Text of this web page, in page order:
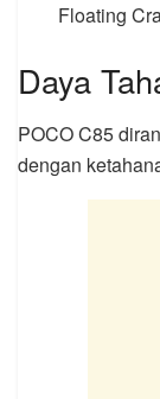
Floating
Daya
POCO C85
dengan